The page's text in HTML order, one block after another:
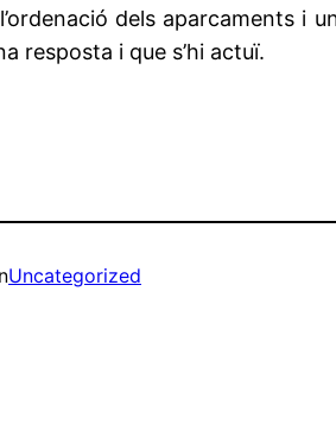
dels aparcaments i
resposta i que s’hi actuï.
Uncategorized